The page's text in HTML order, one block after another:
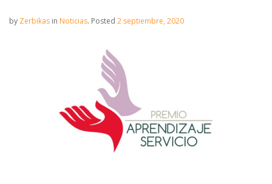
by Zerbikas in Noticias. Posted 2 septiembre, 2020